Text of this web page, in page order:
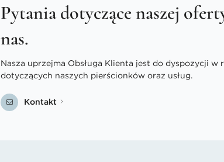
Pytania dotyczące naszej
nas.
Nasza uprzejma Obsługa Klienta jest do dyspozycji w
dotyczących naszych pierścionków oraz usług.
Kontakt